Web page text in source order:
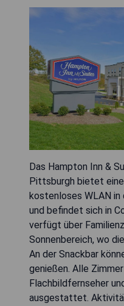
Das Hampton Inn &
Pittsburgh bietet eine
kostenloses WLAN
und befindet sich in
verfügt über
Sonnenbereich, wo
An der Snackbar
genießen. Alle
Flachbildfernseher
ausgestattet.